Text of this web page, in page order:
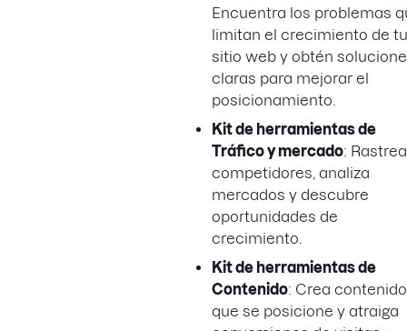
Encuentra los problemas
limitan el crecimiento de tu
sitio web y obtén
claras para mejorar el
posicionamiento.
Kit de herramientas de
Tráfico y mercado: Rastrea
competidores, analiza
mercados y descubre
oportunidades de
crecimiento.
Kit de herramientas de
Contenido: Crea contenido
que se posicione y atraiga